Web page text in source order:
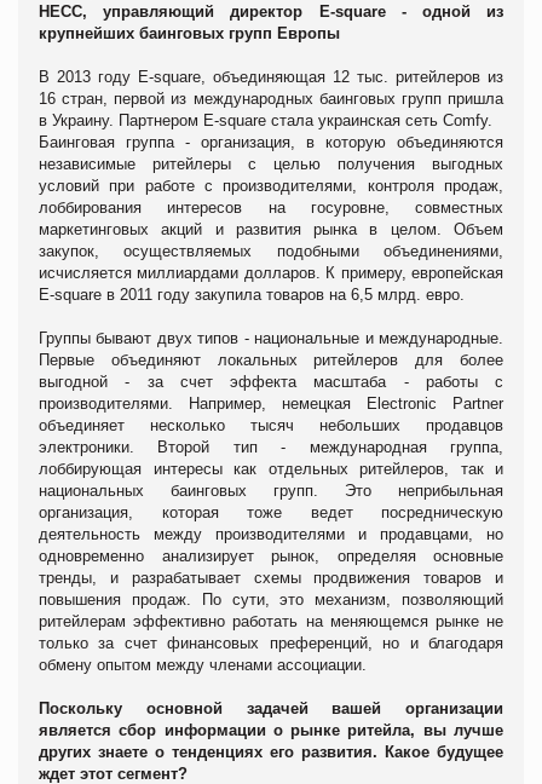
НЕСС, управляющий директор E-square - одной из
крупнейших баинговых групп Европы
В 2013 году E-square, объединяющая 12 тыс. ритейлеров из
16 стран, первой из международных баинговых групп пришла
в Украину. Партнером E-square стала украинская сеть Comfy.
Баинговая группа - организация, в которую объединяются
независимые ритейлеры с целью получения выгодных
условий при работе с производителями, контроля продаж,
лоббирования интересов на госуровне, совместных
маркетинговых акций и развития рынка в целом. Объем
закупок, осуществляемых подобными объединениями,
исчисляется миллиардами долларов. К примеру, европейская
E-square в 2011 году закупила товаров на 6,5 млрд. евро.
Группы бывают двух типов - национальные и международные.
Первые объединяют локальных ритейлеров для более
выгодной - за счет эффекта масштаба - работы с
производителями. Например, немецкая Electronic Partner
объединяет несколько тысяч небольших продавцов
электроники. Второй тип - международная группа,
лоббирующая интересы как отдельных ритейлеров, так и
национальных баинговых групп. Это неприбыльная
организация, которая тоже ведет посредническую
деятельность между производителями и продавцами, но
одновременно анализирует рынок, определяя основные
тренды, и разрабатывает схемы продвижения товаров и
повышения продаж. По сути, это механизм, позволяющий
ритейлерам эффективно работать на меняющемся рынке не
только за счет финансовых преференций, но и благодаря
обмену опытом между членами ассоциации.
Поскольку основной задачей вашей организации
является сбор информации о рынке ритейла, вы лучше
других знаете о тенденциях его развития. Какое будущее
ждет этот сегмент?